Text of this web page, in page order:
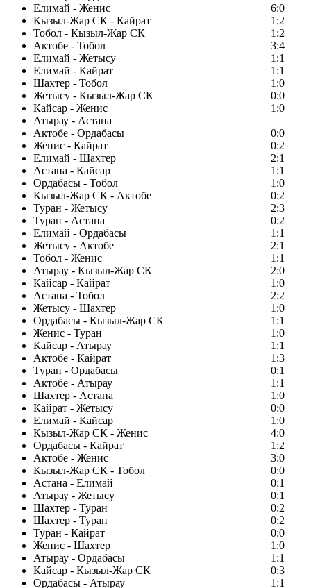
Елимай - Женис
6:0
Кызыл-Жар СК - Кайрат
1:2
Тобол - Кызыл-Жар СК
1:2
Актобе - Тобол
3:4
Елимай - Жетысу
1:1
Елимай - Кайрат
1:1
Шахтер - Тобол
1:0
Жетысу - Кызыл-Жар СК
0:0
Кайсар - Женис
1:0
Атырау - Астана
Актобе - Ордабасы
0:0
Женис - Кайрат
0:2
Елимай - Шахтер
2:1
Астана - Кайсар
1:1
Ордабасы - Тобол
1:0
Кызыл-Жар СК - Актобе
0:2
Туран - Жетысу
2:3
Туран - Астана
0:2
Елимай - Ордабасы
1:1
Жетысу - Актобе
2:1
Тобол - Женис
1:1
Атырау - Кызыл-Жар СК
2:0
Кайсар - Кайрат
1:0
Астана - Тобол
2:2
Жетысу - Шахтер
1:0
Ордабасы - Кызыл-Жар СК
1:1
Женис - Туран
1:0
Кайсар - Атырау
1:1
Актобе - Кайрат
1:3
Туран - Ордабасы
0:1
Актобе - Атырау
1:1
Шахтер - Астана
1:0
Кайрат - Жетысу
0:0
Елимай - Кайсар
1:0
Кызыл-Жар СК - Женис
4:0
Ордабасы - Кайрат
1:2
Актобе - Женис
3:0
Кызыл-Жар СК - Тобол
0:0
Астана - Елимай
0:1
Атырау - Жетысу
0:1
Шахтер - Туран
0:2
Шахтер - Туран
0:2
Туран - Кайрат
0:0
Женис - Шахтер
1:0
Атырау - Ордабасы
1:1
Кайсар - Кызыл-Жар СК
0:3
Ордабасы - Атырау
1:1